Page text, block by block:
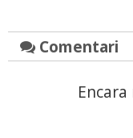
Comentari